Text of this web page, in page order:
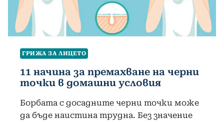
ГРИЖА ЗА ЛИЦЕТО
11 начина за премахване на черни
точки в домашни условия
Борбата с досадните черни точки може
да бъде наистина трудна. Без значение